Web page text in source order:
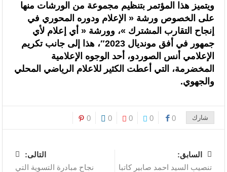
ويتميز هذا المؤتمر بتنظيم مجموعة من الورشات منها
على الخصوص ورشة « الإعلام ودوره المحوري في
إنجاح التقارب المشترك »، وورشة « أي إعلام لأي
جمهور في أفق مونديال 2023″، هذا إلى جانب تكريم
الإعلامي أنس الصوردو، أحد الوجوه الإعلامية
المخضرمة، التي أعطت الكثير للاعلام الرياضي المحلي
والجهوي.
شارك 0
0
0
0
0
السابق:
تنصيب السيد احمد صابير كاتبا
التالى:
نجاح مبادرة التسوية التي